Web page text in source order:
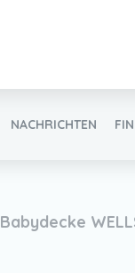
NACHRICHTEN
Babydecke